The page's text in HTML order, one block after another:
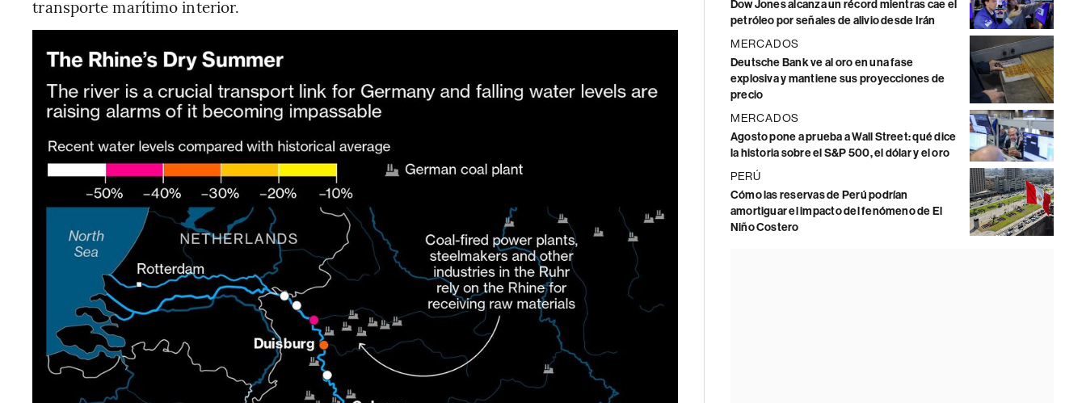
transporte marítimo interior.
Dow Jones alcanza un récord mientras cae el
petróleo por señales de alivio desde Irán
MERCADOS
Deutsche Bank ve al oro en una fase
explosiva y mantiene sus proyecciones de
precio
MERCADOS
Agosto pone a prueba a Wall Street: qué dice
la historia sobre el S&P 500, el dólar y el oro
PERÚ
Cómo las reservas de Perú podrían
amortiguar el impacto del fenómeno de El
Niño Costero